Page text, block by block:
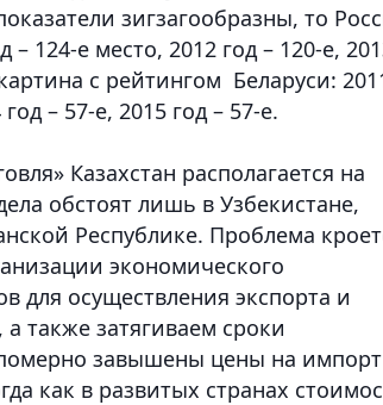
зигзагообразны, то
124-е место, 2012 год – 120-е,
с рейтингом Беларуси:
– 57-е, 2015 год – 57-е.
Казахстан располагается на
обстоят лишь в Узбекистане,
Республике. Проблема
экономического
для осуществления экспорта и
также затягиваем сроки
завышены цены на импорт
как в развитых странах